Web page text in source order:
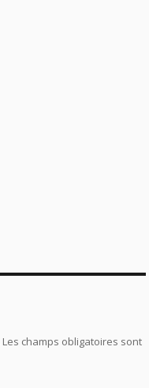
Les champs obligatoires sont